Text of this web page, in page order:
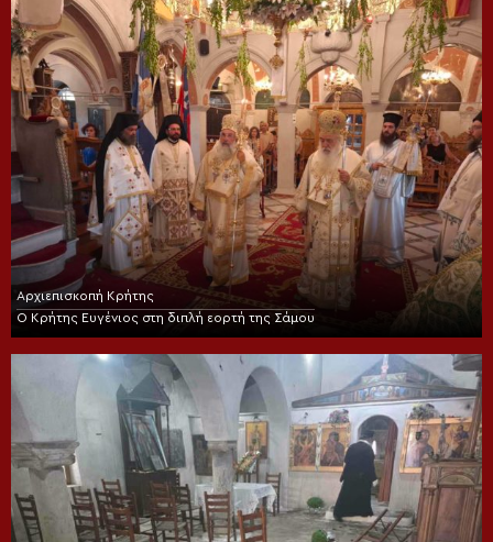
Αρχιεπισκοπή Κρήτης
Ο Κρήτης Ευγένιος στη διπλή εορτή της Σάμου